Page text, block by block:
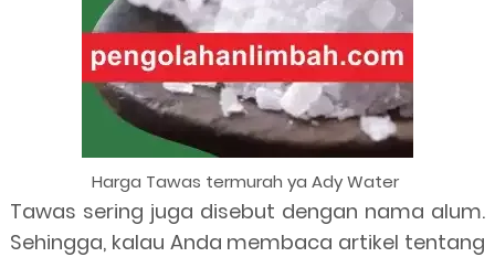
Harga Tawas termurah ya Ady Water
Tawas sering juga disebut dengan nama alum.
Sehingga, kalau Anda membaca artikel tentang